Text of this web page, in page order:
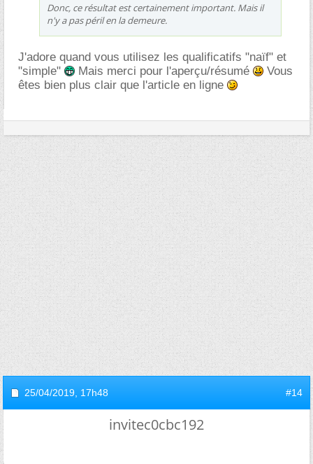
Donc, ce résultat est certainement important. Mais il
n'y a pas péril en la demeure.
J'adore quand vous utilisez les qualificatifs "naïf" et
"simple"
Mais merci pour l'aperçu/résumé
Vous
êtes bien plus clair que l'article en ligne
25/04/2019, 17h48 #14
invitec0cbc192